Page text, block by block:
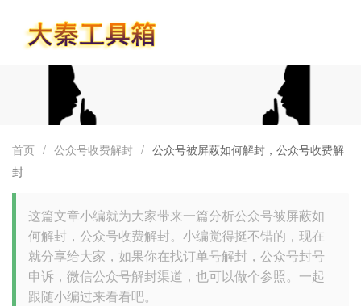
首页 / 公众号收费解封 / 公众号被屏蔽如何解封，公众号收费解
封
这篇文章小编就为大家带来一篇分析公众号被屏蔽如
何解封，公众号收费解封。小编觉得挺不错的，现在
就分享给大家，如果你在找订单号解封，公众号封号
申诉，微信公众号解封渠道，也可以做个参照。一起
跟随小编过来看看吧。